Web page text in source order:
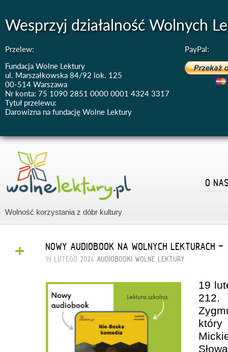
Wesprzyj działalność Wolnych
Przelew:
Fundacja Wolne Lektury
ul. Marszałkowska 84/92 lok. 125
00-514 Warszawa
Nr konta: 75 1090 2851 0000 0001 4324 3317
Tytuł przelewu:
Darowizna na fundację Wolne Lektury
PayPal:
Wolność korzystania z dóbr kultury
O
+ NOWY AUDIOBOOK NA WOLNYCH LEKTURACH -
19 LUTEGO 2024 AUDIOBOOKI WOLNE LEKTURY
19